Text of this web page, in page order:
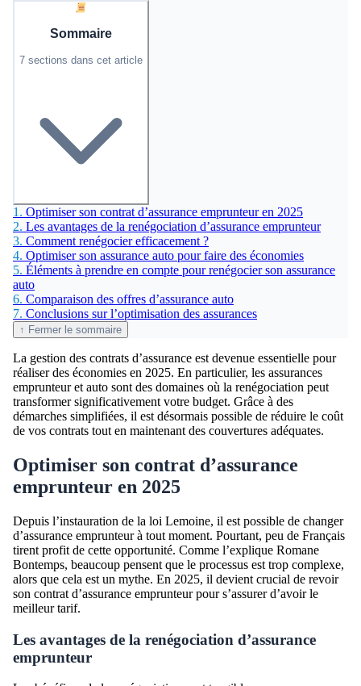
Sommaire
7 sections dans cet article
1. Optimiser son contrat d’assurance emprunteur en 2025
2. Les avantages de la renégociation d’assurance emprunteur
3. Comment renégocier efficacement ?
4. Optimiser son assurance auto pour faire des économies
5. Éléments à prendre en compte pour renégocier son assurance
auto
6. Comparaison des offres d’assurance auto
7. Conclusions sur l’optimisation des assurances
↑ Fermer le sommaire
La gestion des contrats d’assurance est devenue essentielle pour
réaliser des économies en 2025. En particulier, les assurances
emprunteur et auto sont des domaines où la renégociation peut
transformer significativement votre budget. Grâce à des
démarches simplifiées, il est désormais possible de réduire le coût
de vos contrats tout en maintenant des couvertures adéquates.
Optimiser son contrat d’assurance
emprunteur en 2025
Depuis l’instauration de la loi Lemoine, il est possible de changer
d’assurance emprunteur à tout moment. Pourtant, peu de Français
tirent profit de cette opportunité. Comme l’explique Romane
Bontemps, beaucoup pensent que le processus est trop complexe,
alors que cela est un mythe. En 2025, il devient crucial de revoir
son contrat d’assurance emprunteur pour s’assurer d’avoir le
meilleur tarif.
Les avantages de la renégociation d’assurance
emprunteur